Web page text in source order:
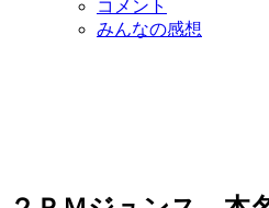
コメント
みんなの感想